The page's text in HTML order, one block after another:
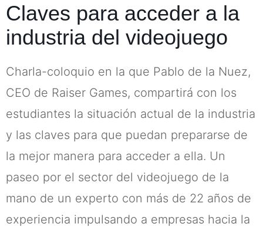
Claves para acceder a la
industria del videojuego
Charla-coloquio en la que Pablo de la Nuez,
CEO de Raiser Games, compartirá con los
estudiantes la situación actual de la industria
y las claves para que puedan prepararse de
la mejor manera para acceder a ella. Un
paseo por el sector del videojuego de la
mano de un experto con más de 22 años de
experiencia impulsando a empresas hacia la